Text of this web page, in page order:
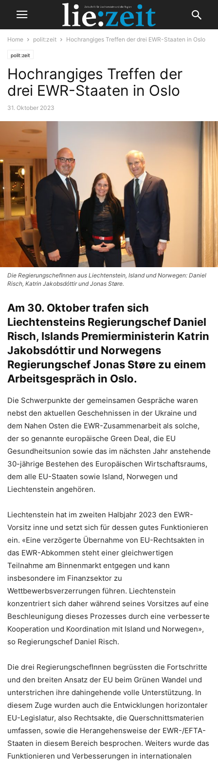
Home polit:zeit Hochrangiges Treffen der drei EWR-Staaten in Oslo
polit:zeit
Hochrangiges Treffen der
drei EWR-Staaten in Oslo
31. Oktober 2023
Die RegierungschefInnen aus Liechtenstein, Island und Norwegen: Daniel
Risch, Katrin Jakobsdóttir und Jonas Støre.
Am 30. Oktober trafen sich
Liechtensteins Regierungschef Daniel
Risch, Islands Premierministerin Katrin
Jakobsdóttir und Norwegens
Regierungschef Jonas Støre zu einem
Arbeitsgespräch in Oslo.
Die Schwerpunkte der gemeinsamen Gespräche waren
nebst den aktuellen Geschehnissen in der Ukraine und
dem Nahen Osten die EWR-Zusammenarbeit als solche,
der so genannte europäische Green Deal, die EU
Gesundheitsunion sowie das im nächsten Jahr anstehende
30-jährige Bestehen des Europäischen Wirtschaftsraums,
dem alle EU-Staaten sowie Island, Norwegen und
Liechtenstein angehören.
Liechtenstein hat im zweiten Halbjahr 2023 den EWR-
Vorsitz inne und setzt sich für dessen gutes Funktionieren
ein. «Eine verzögerte Übernahme von EU-Rechtsakten in
das EWR-Abkommen steht einer gleichwertigen
Teilnahme am Binnenmarkt entgegen und kann
insbesondere im Finanzsektor zu
Wettbewerbsverzerrungen führen. Liechtenstein
konzentriert sich daher während seines Vorsitzes auf eine
Beschleunigung dieses Prozesses durch eine verbesserte
Kooperation und Koordination mit Island und Norwegen»,
so Regierungschef Daniel Risch.
Die drei RegierungschefInnen begrüssten die Fortschritte
und den breiten Ansatz der EU beim Grünen Wandel und
unterstrichen ihre dahingehende volle Unterstützung. In
diesem Zuge wurden auch die Entwicklungen horizontaler
EU-Legislatur, also Rechtsakte, die Querschnittsmaterien
umfassen, sowie die Herangehensweise der EWR-/EFTA-
Staaten in diesem Bereich besprochen. Weiters wurde das
Funktionieren und Verbesserungen in internationalen